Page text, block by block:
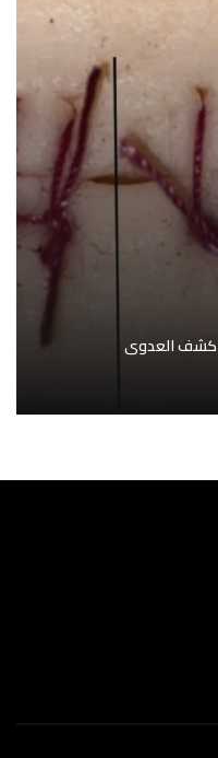
كشف العدوى